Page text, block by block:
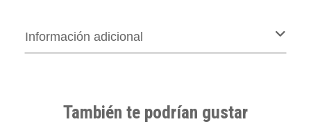
Información adicional
También te podrían gustar